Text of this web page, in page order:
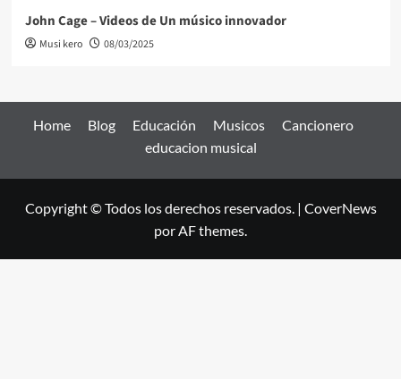
John Cage – Videos de Un músico innovador
Musi kero 08/03/2025
Home Blog Educación Musicos
Cancionero
educacion musical
Copyright © Todos los derechos reservados. | CoverNews
por AF themes.